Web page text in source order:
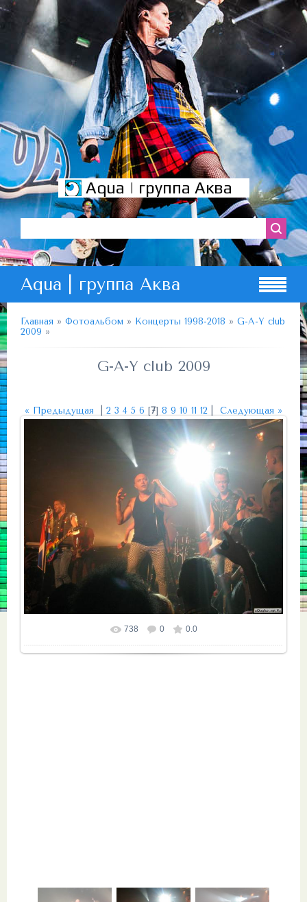
Aqua | группа Аква
Aqua | группа Аква
Главная » Фотоальбом » Концерты 1998-2018 » G-A-Y club
2009 »
G-A-Y club 2009
« Предыдущая 2 3 4 5 6 [7] 8 9 10 11 12 Следующая »
Размер фотографии: 1273x955
738 0 0.0